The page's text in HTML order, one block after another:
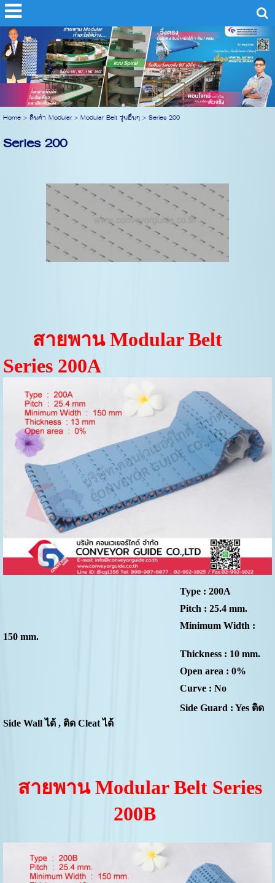
Home> สินค้า Modular> Modular Belt รุ่นอื่นๆ> Series 200
Series 200
สายพาน Modular Belt
Series 200A
Type : 200A
Pitch : 25.4 mm.
Minimum Width :
150 mm.
Thickness : 10 mm.
Open area : 0%
Curve : No
Side Guard : Yes ติด
Side Wall ได้ , ติด Cleat ได้
สายพาน Modular Belt Series
200B